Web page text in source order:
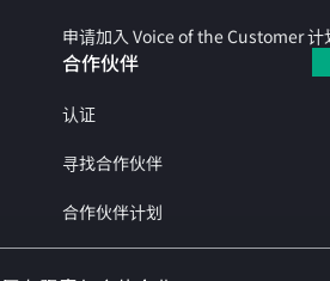
申请加入 Voice of the Customer 计
合作伙伴
认证
寻找合作伙伴
合作伙伴计划